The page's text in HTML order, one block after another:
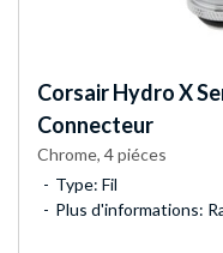
CorsairHydro X
Connecteur
Chrome, 4 piéces
Type: Fil
Plus d'informations: